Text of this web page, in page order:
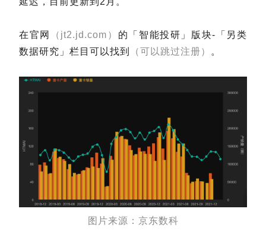
在官网 （jt2.jd.com） 的「智能投研」版块-「另类
数据研究」栏目可以找到
（可以跳过注册） 。
图片来源：京东数科